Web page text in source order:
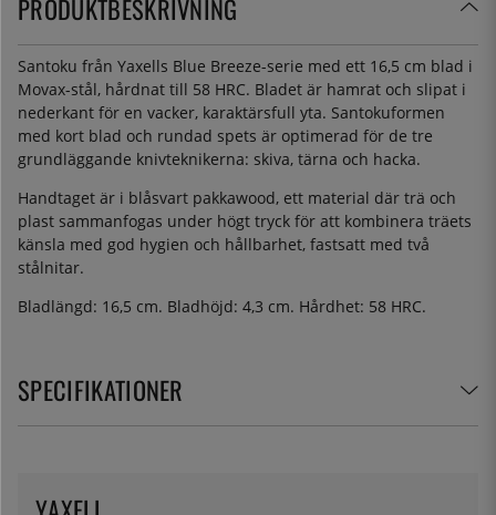
PRODUKTBESKRIVNING
Santoku från Yaxells Blue Breeze-serie med ett 16,5 cm blad i
Movax-stål, hårdnat till 58 HRC. Bladet är hamrat och slipat i
nederkant för en vacker, karaktärsfull yta. Santokuformen
med kort blad och rundad spets är optimerad för de tre
grundläggande knivteknikerna: skiva, tärna och hacka.
Handtaget är i blåsvart pakkawood, ett material där trä och
plast sammanfogas under högt tryck för att kombinera träets
känsla med god hygien och hållbarhet, fastsatt med två
stålnitar.
Bladlängd: 16,5 cm. Bladhöjd: 4,3 cm. Hårdhet: 58 HRC.
SPECIFIKATIONER